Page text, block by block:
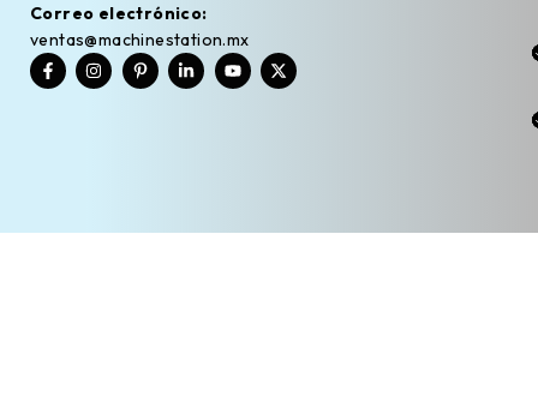
Correo electrónico:
ventas@machinestation.mx